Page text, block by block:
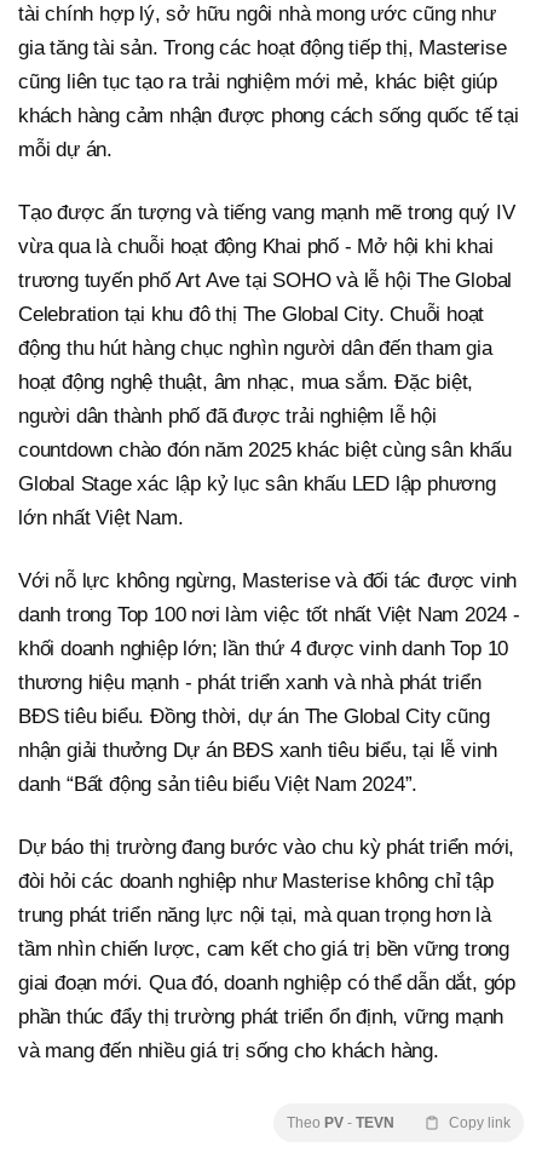
tài chính hợp lý, sở hữu ngôi nhà mong ước cũng như
gia tăng tài sản. Trong các hoạt động tiếp thị, Masterise
cũng liên tục tạo ra trải nghiệm mới mẻ, khác biệt giúp
khách hàng cảm nhận được phong cách sống quốc tế tại
mỗi dự án.
Tạo được ấn tượng và tiếng vang mạnh mẽ trong quý IV
vừa qua là chuỗi hoạt động Khai phố - Mở hội khi khai
trương tuyến phố Art Ave tại SOHO và lễ hội The Global
Celebration tại khu đô thị The Global City. Chuỗi hoạt
động thu hút hàng chục nghìn người dân đến tham gia
hoạt động nghệ thuật, âm nhạc, mua sắm. Đặc biệt,
người dân thành phố đã được trải nghiệm lễ hội
countdown chào đón năm 2025 khác biệt cùng sân khấu
Global Stage xác lập kỷ lục sân khấu LED lập phương
lớn nhất Việt Nam.
Với nỗ lực không ngừng, Masterise và đối tác được vinh
danh trong Top 100 nơi làm việc tốt nhất Việt Nam 2024 -
khối doanh nghiệp lớn; lần thứ 4 được vinh danh Top 10
thương hiệu mạnh - phát triển xanh và nhà phát triển
BĐS tiêu biểu. Đồng thời, dự án The Global City cũng
nhận giải thưởng Dự án BĐS xanh tiêu biểu, tại lễ vinh
danh “Bất động sản tiêu biểu Việt Nam 2024”.
Dự báo thị trường đang bước vào chu kỳ phát triển mới,
đòi hỏi các doanh nghiệp như Masterise không chỉ tập
trung phát triển năng lực nội tại, mà quan trọng hơn là
tầm nhìn chiến lược, cam kết cho giá trị bền vững trong
giai đoạn mới. Qua đó, doanh nghiệp có thể dẫn dắt, góp
phần thúc đẩy thị trường phát triển ổn định, vững mạnh
và mang đến nhiều giá trị sống cho khách hàng.
Theo PV - TEVN Copy link